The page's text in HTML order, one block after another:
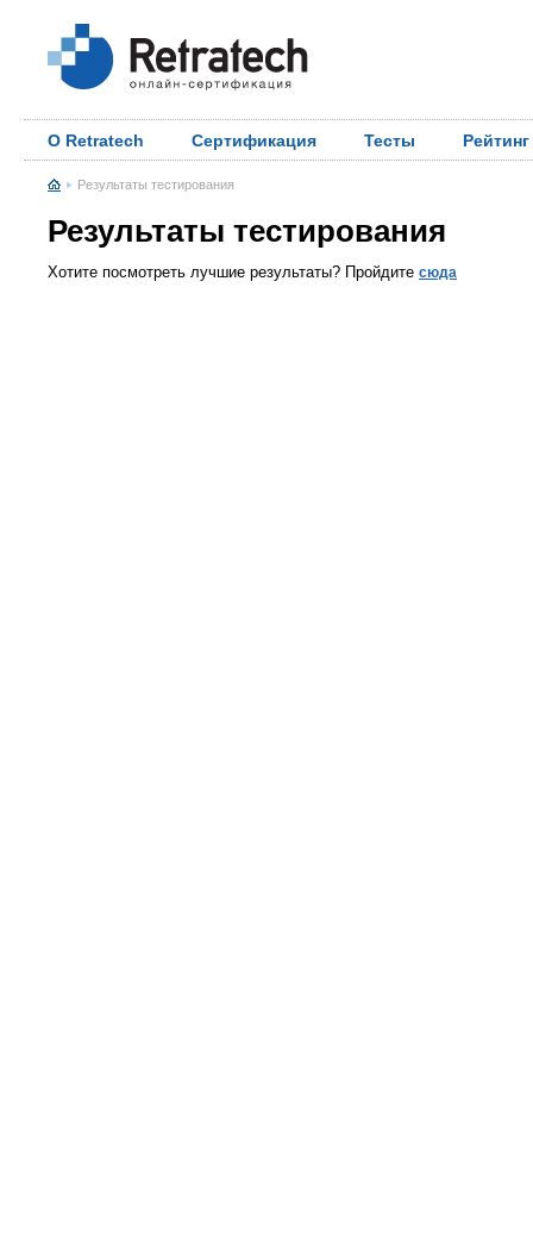
О Retratech Сертификация Тесты Рейтинг
Результаты тестирования
Результаты тестирования
Хотите посмотреть лучшие результаты? Пройдите сюда